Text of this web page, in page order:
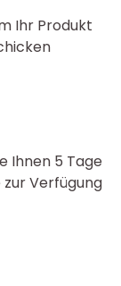
Ihr Produkt
Ihnen 5 Tage
Verfügung